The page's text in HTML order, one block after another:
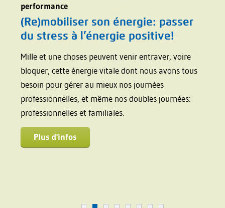
performance
(Re)mobiliser son énergie: passer
du stress à l’énergie positive!
Mille et une choses peuvent venir entraver, voire
bloquer, cette énergie vitale dont nous avons tous
besoin pour gérer au mieux nos journées
professionnelles, et même nos doubles journées:
professionnelles et familiales.
Plus d'infos